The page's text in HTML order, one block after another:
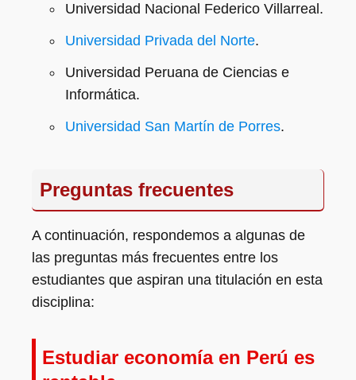
Universidad Nacional Federico Villarreal.
Universidad Privada del Norte.
Universidad Peruana de Ciencias e
Informática.
Universidad San Martín de Porres.
Preguntas frecuentes
A continuación, respondemos a algunas de
las preguntas más frecuentes entre los
estudiantes que aspiran una titulación en esta
disciplina:
Estudiar economía en Perú es